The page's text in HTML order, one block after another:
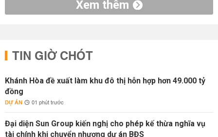
Xem thêm
TIN GIỜ CHÓT
Khánh Hòa đề xuất làm khu đô thị hỗn hợp hơn 49.000 tỷ
đồng
DỰ ÁN 01 phút trước
Đại diện Sun Group kiến nghị cho phép kế thừa nghĩa vụ
tài chính khi chuyển nhượng dự án BĐS